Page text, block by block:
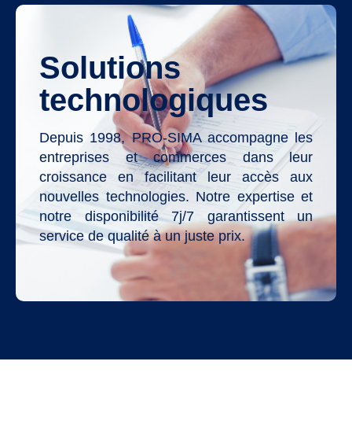
Solutions
technologiques
Depuis 1998, PRO-SIMA accompagne les
entreprises et commerces dans leur
croissance en facilitant leur accès aux
nouvelles technologies. Notre expertise et
notre disponibilité 7j/7 garantissent un
service de qualité à un juste prix.